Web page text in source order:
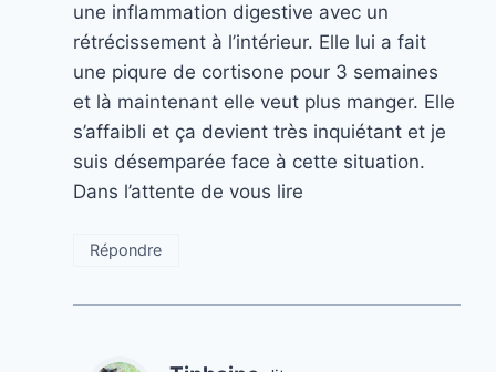
une inflammation digestive avec un
rétrécissement à l’intérieur. Elle lui a fait
une piqure de cortisone pour 3 semaines
et là maintenant elle veut plus manger. Elle
s’affaibli et ça devient très inquiétant et je
suis désemparée face à cette situation.
Dans l’attente de vous lire
Répondre